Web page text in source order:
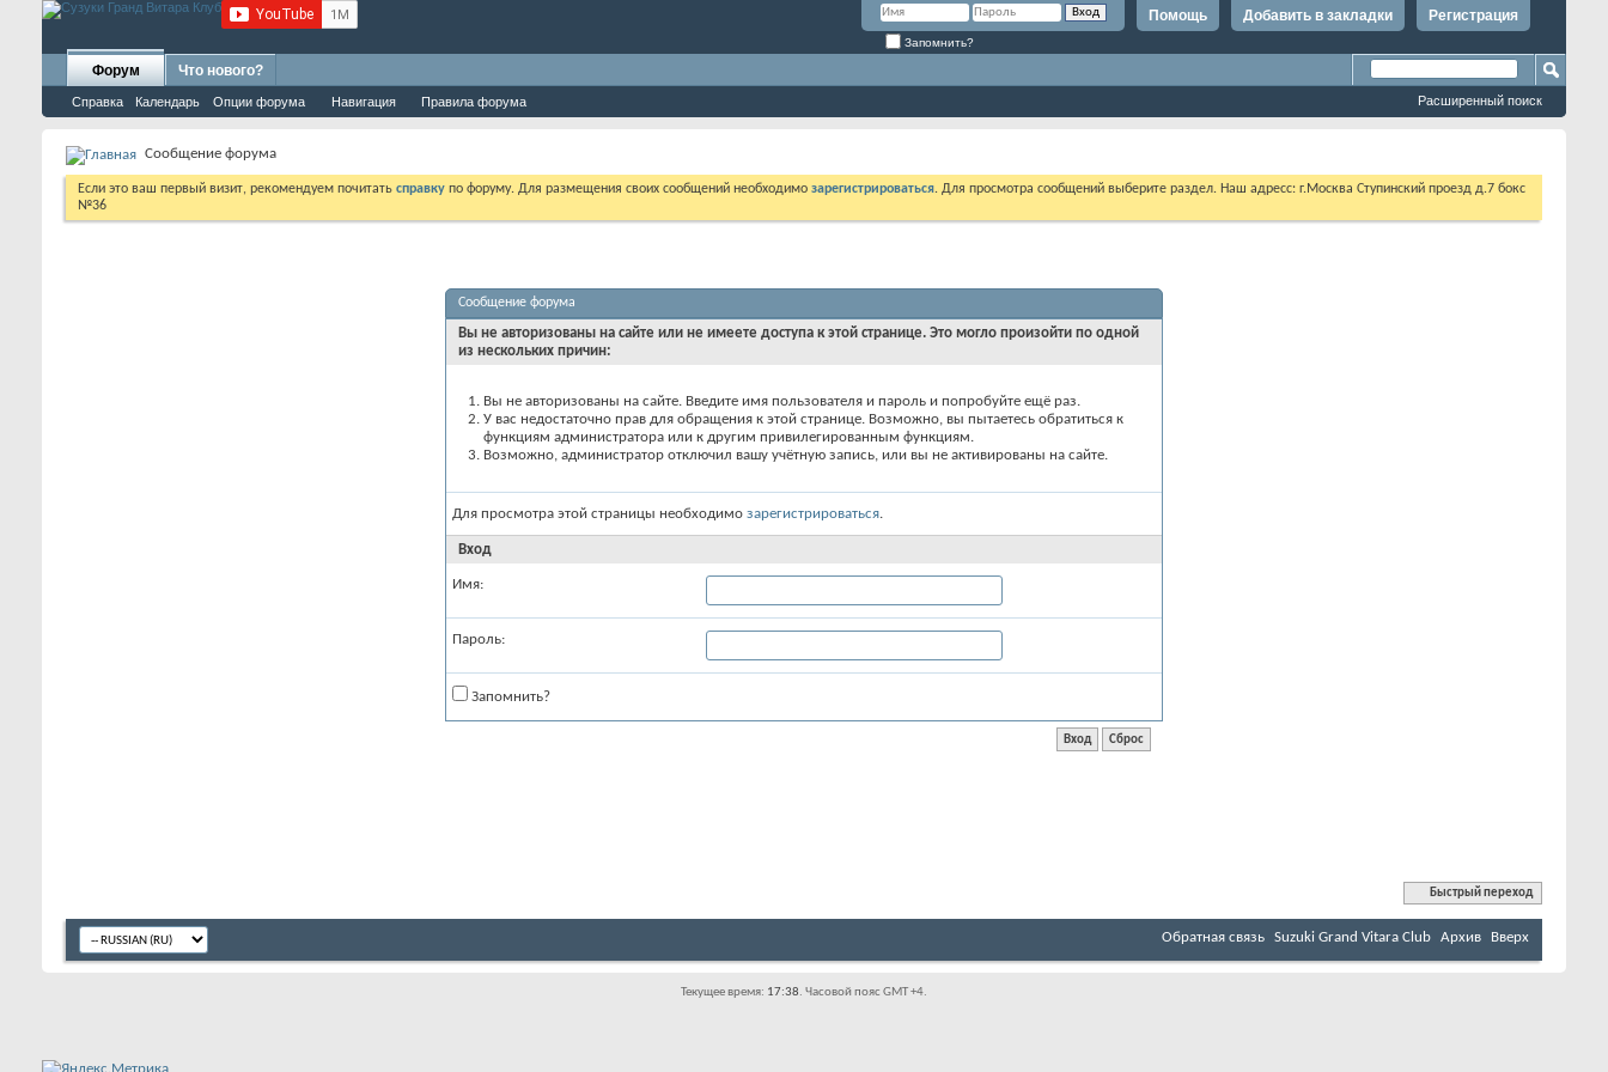
Регистрация
Добавить в закладки
Помощь
Запомнить?
Форум
Справка Календарь Опции форума Навигация Правила форума
Что нового?
Расширенный поиск
Сообщение форума
Если это ваш первый визит, рекомендуем почитать справку по форуму. Для размещения своих сообщений необходимо зарегистрироваться. Для просмотра сообщений выберите раздел. Наш адресс: г.Москва Ступинский проезд д.7 бокс
№36
Сообщение форума
Вы не авторизованы на сайте или не имеете доступа к этой странице. Это могло произойти по одной
из нескольких причин:
Вы не авторизованы на сайте. Введите имя пользователя и пароль и попробуйте ещё раз.
У вас недостаточно прав для обращения к этой странице. Возможно, вы пытаетесь обратиться к
функциям администратора или к другим привилегированным функциям.
Возможно, администратор отключил вашу учётную запись, или вы не активированы на сайте.
Для просмотра этой страницы необходимо зарегистрироваться.
Вход
Имя:
Пароль:
Запомнить?
Быстрый переход
Обратная связь Suzuki Grand Vitara Club Архив Вверх
Текущее время: 17:38. Часовой пояс GMT +4.